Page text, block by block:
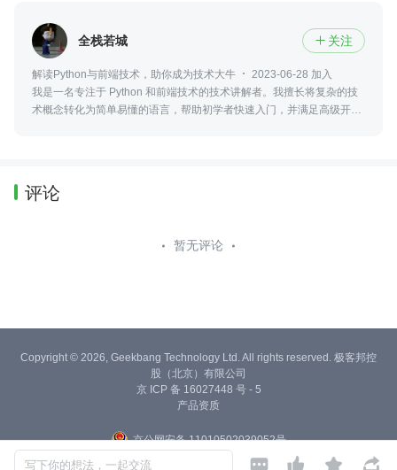
全栈若城  关注
解读Python与前端技术，助你成为技术大牛
2023-06-28 加入
我是一名专注于 Python 和前端技术的技术讲解者。我擅长将复杂的技
术概念转化为简单易懂的语言，帮助初学者快速入门，并满足高级开发
评论
暂无评论
写下你的想法，一起交流    
Copyright © 2026, Geekbang Technology Ltd. All rights reserved. 极客邦控
股（北京）有限公司
京 ICP 备 16027448 号 - 5
产品资质
京公网安备 11010502039052号